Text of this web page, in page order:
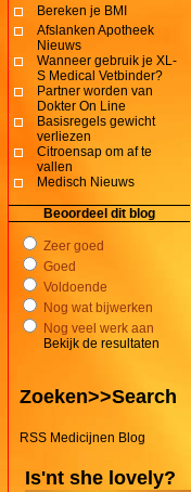
Bereken je BMI
Afslanken Apotheek
Nieuws
Wanneer gebruik je XL-
S Medical Vetbinder?
Partner worden van
Dokter On Line
Basisregels gewicht
verliezen
Citroensap om af te
vallen
Medisch Nieuws
Beoordeel dit blog
Zeer goed
Goed
Voldoende
Nog wat bijwerken
Nog veel werk aan
Bekijk de resultaten
Zoeken>>Search
RSS Medicijnen Blog
Is'nt she lovely?